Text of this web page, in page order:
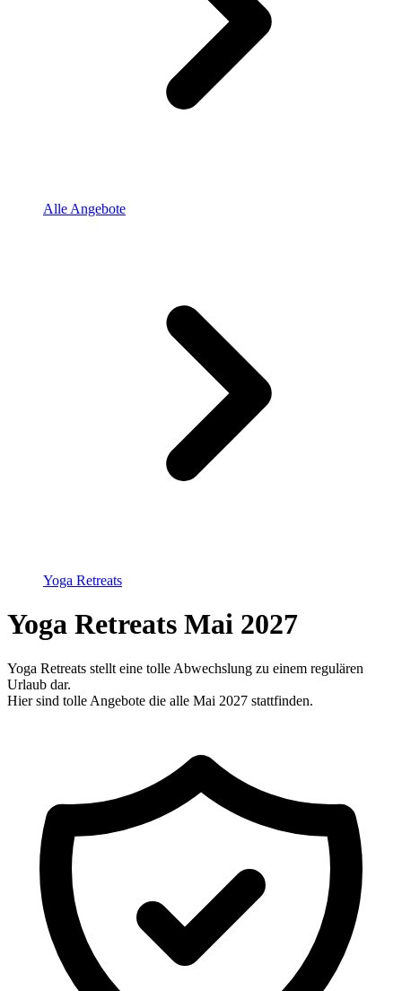
Alle Angebote
Yoga Retreats
Yoga Retreats Mai 2027
Yoga Retreats stellt eine tolle Abwechslung zu einem regulären
Urlaub dar.
Hier sind tolle Angebote die alle Mai 2027 stattfinden.